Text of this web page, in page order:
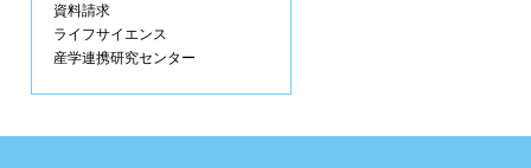
資料請求
ライフサイエンス
産学連携研究センター